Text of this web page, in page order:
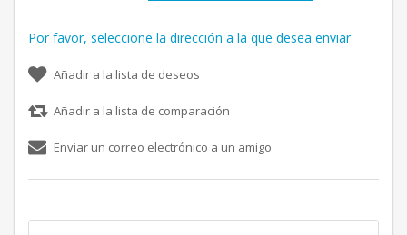
Por favor, seleccione la dirección a la que desea enviar
Añadir a la lista de deseos
Añadir a la lista de comparación
Enviar un correo electrónico a un amigo